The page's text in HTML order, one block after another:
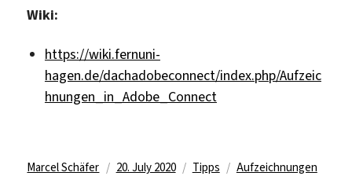
Wiki:
https://wiki.fernuni-
hagen.de/dachadobeconnect/index.php/Aufzeic
hnungen_in_Adobe_Connect
Author
Marcel Schäfer
Posted
20. July 2020 Categories
Tipps Tags
Aufzeichnungen